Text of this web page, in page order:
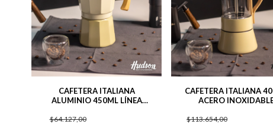
CAFETERA ITALIANA
ALUMINIO 450ML LÍNEA
$64.127,00
CAFETERA ITALIANA
ACERO
$113.654,00